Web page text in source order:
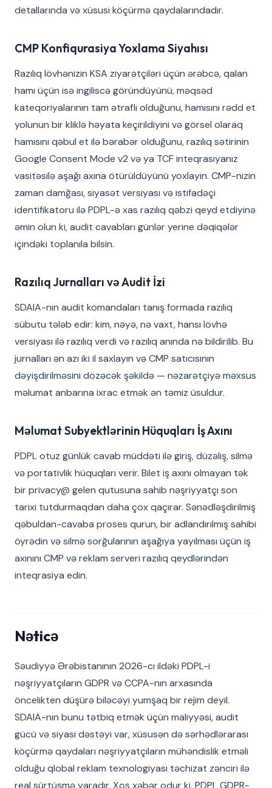
detallarında və xüsusi köçürmə qaydalarındadır.
CMP Konfiqurasiya Yoxlama Siyahısı
Razılıq lövhənizin KSA ziyarətçiləri üçün ərəbcə, qalan
hamı üçün isə ingiliscə göründüyünü, məqsəd
kateqoriyalarının tam ətraflı olduğunu, hamısını rədd et
yolunun bir kliklə həyata keçirildiyini və görsel olaraq
hamısını qəbul et ilə bərabər olduğunu, razılıq sətirinin
Google Consent Mode v2 və ya TCF inteqrasiyanız
vasitəsilə aşağı axına ötürüldüyünü yoxlayın. CMP-nizin
zaman damğası, siyasət versiyası və istifadəçi
identifikatoru ilə PDPL-ə xas razılıq qəbzi qeyd etdiyinə
əmin olun ki, audit cavabları günlər yerine dəqiqələr
içindəki toplanıla bilsin.
Razılıq Jurnalları və Audit İzi
SDAIA-nın audit komandaları tanış formada razılıq
sübutu tələb edir: kim, nəyə, nə vaxt, hansı lövhə
versiyası ilə razılıq verdi və razılıq anında nə bildirilib. Bu
jurnalları ən azı iki il saxlayın və CMP satıcısının
dəyişdirilməsini dözəcək şəkildə — nəzarətçiyə məxsus
məlumat anbarına ixrac etmək ən təmiz üsuldur.
Məlumat Subyektlərinin Hüquqları İş Axını
PDPL otuz günlük cavab müddəti ilə giriş, düzəliş, silmə
və portativlik hüquqları verir. Bilet iş axını olmayan tək
bir privacy@ gelen qutusuna sahib nəşriyyatçı son
tarixi tutdurmaqdan daha çox qaçırar. Sənədləşdirilmiş
qəbuldan-cavaba proses qurun, bir adlandırılmış sahibi
öyrədin və silmə sorğularının aşağıya yayılması üçün iş
axınını CMP və reklam serveri razılıq qeydlərindən
inteqrasiya edin.
Nəticə
Səudiyyə Ərəbistanının 2026-cı ildəki PDPL-i
nəşriyyatçıların GDPR və CCPA-nın arxasında
öncelikten düşürə biləcəyi yumşaq bir rejim deyil.
SDAIA-nın bunu tətbiq etmək üçün maliyyəsi, audit
gücü və siyasi dəstəyi var, xüsusən də sərhədlərarası
köçürmə qaydaları nəşriyyatçıların mühəndislik etməli
olduğu qlobal reklam texnologiyası təchizat zənciri ilə
real sürtüşmə yaradır. Xoş xəbər odur ki, PDPL GDPR-